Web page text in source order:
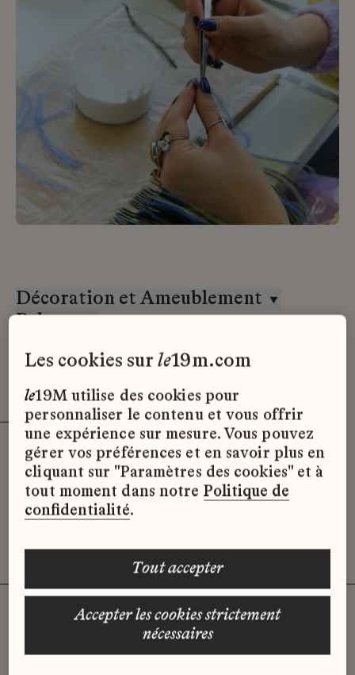
Décoration et Ameublement
Paloma
Désolé, il semble qu’il n’y ait pas
d’offres d’emploi disponibles pour le
moment.
Vous n'avez pas trouvé d'offre
les cookies surle19m.com
le19M utilise des cookies pour
personnaliser le contenu et vous offrir
une expérience sur mesure. Vous pouvez
gérer vos préférences et en savoir plus en
cliquant sur "Paramètres des cookies" et à
tout moment dans notre Politique de
confidentialité.
accepter les cookies strictement
nécessaires
tout accepter